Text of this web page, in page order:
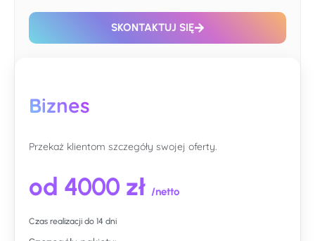
SKONTAKTUJ SIĘ
Biznes
Przekaż klientom szczegóły swojej oferty.
od 4000 zł /netto
Czas realizacji do 14 dni